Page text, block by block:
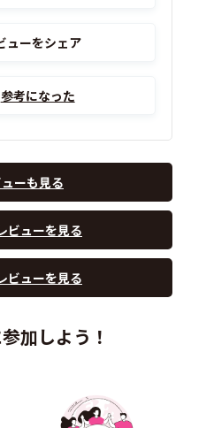
ューをシェア
参考になった
ーも見る
ビューを見る
ビューを見る
加しよう！